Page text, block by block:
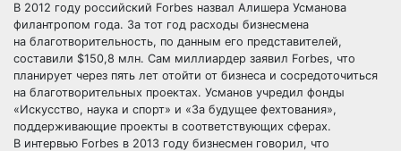
В 2012 году российский Forbes назвал Алишера Усманова
филантропом года. За тот год расходы бизнесмена
на благотворительность, по данным его представителей,
составили $150,8 млн. Сам миллиардер заявил Forbes, что
планирует через пять лет отойти от бизнеса и сосредоточиться
на благотворительных проектах. Усманов учредил фонды
«Искусство, наука и спорт» и «За будущее фехтования»,
поддерживающие проекты в соответствующих сферах.
В интервью Forbes в 2013 году бизнесмен говорил, что